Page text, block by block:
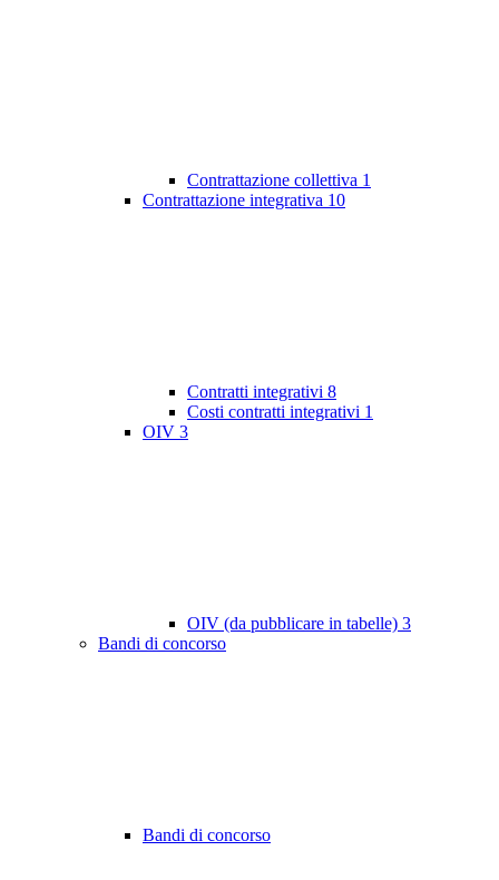
Contrattazione collettiva 1
Contrattazione integrativa 10
Contratti integrativi 8
Costi contratti integrativi 1
OIV 3
OIV (da pubblicare in tabelle) 3
Bandi di concorso
Bandi di concorso